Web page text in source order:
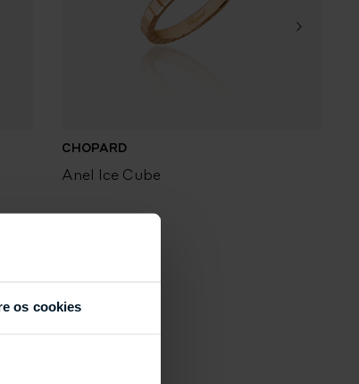
os cookies
CHOPARD
Anel Ice Cube